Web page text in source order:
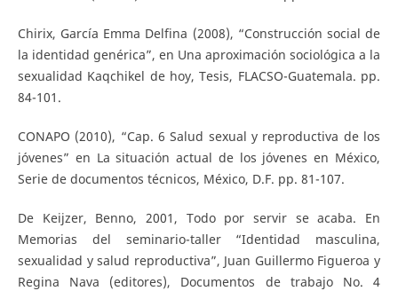
Chirix, García Emma Delfina (2008), “Construcción social de
la identidad genérica”, en Una aproximación sociológica a la
sexualidad Kaqchikel de hoy, Tesis, FLACSO-Guatemala. pp.
84-101.
CONAPO (2010), “Cap. 6 Salud sexual y reproductiva de los
jóvenes” en La situación actual de los jóvenes en México,
Serie de documentos técnicos, México, D.F. pp. 81-107.
De Keijzer, Benno, 2001, Todo por servir se acaba. En
Memorias del seminario-taller “Identidad masculina,
sexualidad y salud reproductiva”, Juan Guillermo Figueroa y
Regina Nava (editores), Documentos de trabajo No. 4